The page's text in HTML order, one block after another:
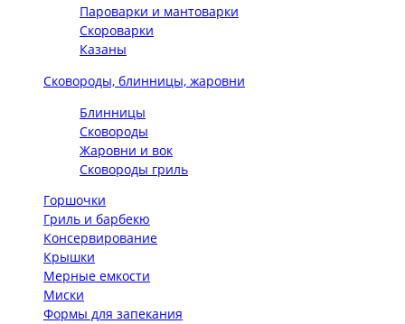
Пароварки и мантоварки
Скороварки
Казаны
Сковороды, блинницы, жаровни
Блинницы
Сковороды
Жаровни и вок
Сковороды гриль
Горшочки
Гриль и барбекю
Консервирование
Крышки
Мерные емкости
Миски
Формы для запекания